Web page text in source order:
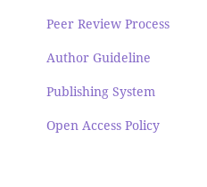
Peer Review Process
Author Guideline
Publishing System
Open Access Policy